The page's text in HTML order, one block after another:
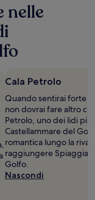
nelle
Cala Petrolo
Quando sentirai forte il
non dovrai fare altro
Petrolo, uno dei lidi
Castellammare del
romantica lungo la
raggiungere Spiaggia
Golfo.
Nascondi